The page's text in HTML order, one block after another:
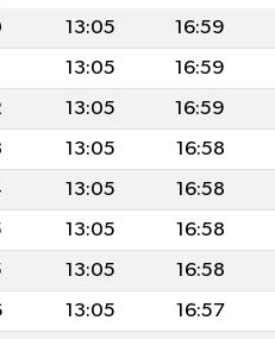
13:05 16:59
13:05 16:59
13:05 16:59
13:05 16:58
13:05 16:58
13:05 16:58
13:05 16:58
13:05 16:57